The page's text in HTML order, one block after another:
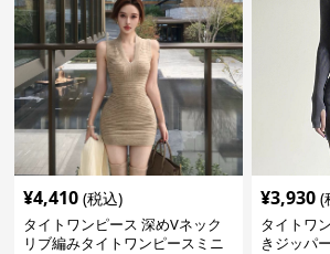
¥4,410 (税込)
タイトワンピース 深めVネック
リブ編みタイトワンピースミニ
¥3,930 (
タイトワ
きジッパ